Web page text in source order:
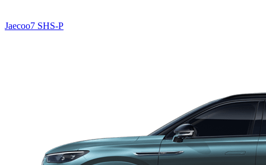
Jaecoo7 SHS-P